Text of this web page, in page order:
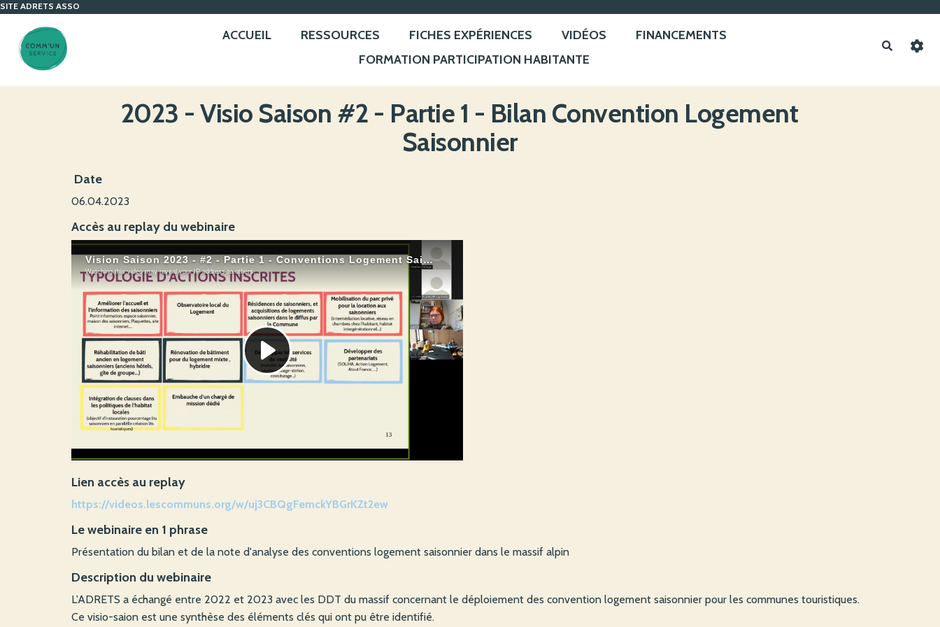
SITE ADRETS ASSO
ACCUEIL RESSOURCES FICHES EXPÉRIENCES VIDÉOS
FINANCEMENTS
FORMATION PARTICIPATION HABITANTE
2023 - Visio Saison #2 - Partie 1 - Bilan Convention Logement
Saisonnier
Date
06.04.2023
Accès au replay du webinaire
Lien accès au replay
https://videos.lescommuns.org/w/uj3CBQgFemckYBGrKZt2ew
Le webinaire en 1 phrase
Présentation du bilan et de la note d'analyse des conventions logement saisonnier dans le massif alpin
Description du webinaire
L'ADRETS a échangé entre 2022 et 2023 avec les DDT du massif concernant le déploiement des convention logement saisonnier pour les communes touristiques.
Ce visio-saion est une synthèse des éléments clés qui ont pu être identifié.